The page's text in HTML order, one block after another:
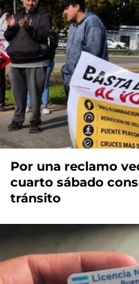
Por una reclamo
cuarto sábado
tránsito